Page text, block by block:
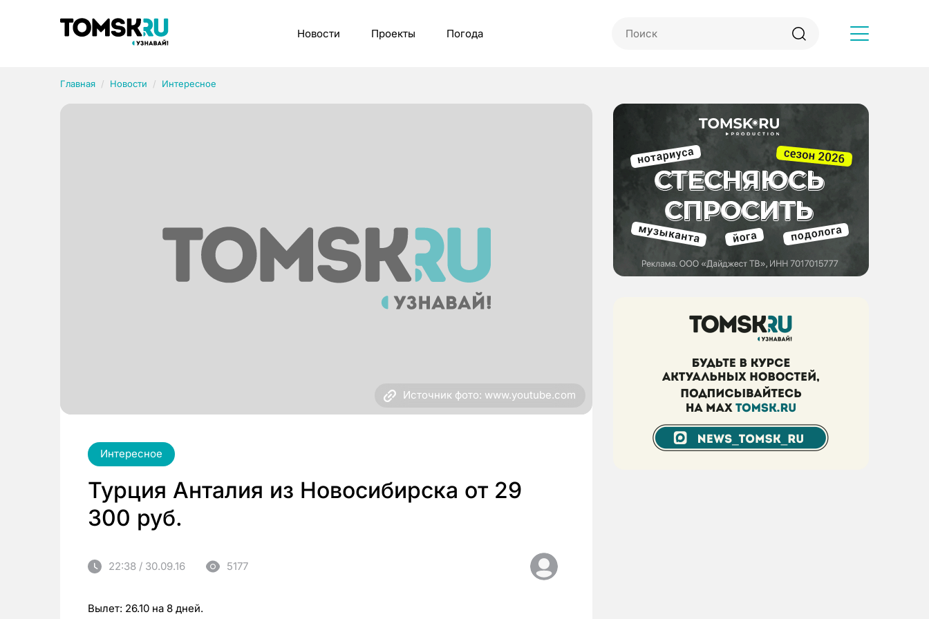
Новости Проекты Погода
Главная Новости Интересное
Источник фото: www.youtube.com
Интересное
Турция Анталия из Новосибирска от 29
300 руб.
22:38 / 30.09.16 5177
Вылет: 26.10 на 8 дней.
Рубрики